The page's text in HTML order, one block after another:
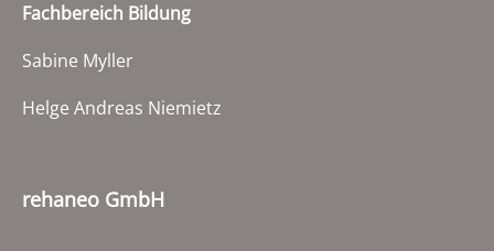
Fachbereich Bildung
Sabine Myller
Helge Andreas Niemietz
rehaneo GmbH